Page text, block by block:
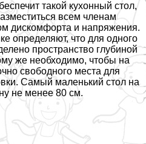
такой кухонный стол,
всем члeнам
дискомфорта и напряжения.
определяют, что для одного
прострaнcтво глубиной
же необходимо, чтобы на
свободного места для
Самый маленький стол на
не менее 80 см.